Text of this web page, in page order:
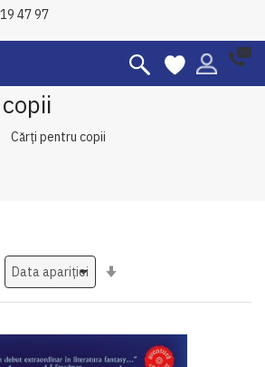
47 97
Cărți pentru copii